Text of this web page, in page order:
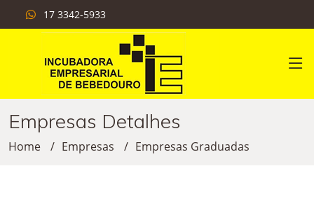
17 3342-5933
Empresas Detalhes
Home Empresas Empresas Graduadas